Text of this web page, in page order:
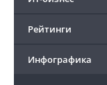
Рейтинги
Инфографика